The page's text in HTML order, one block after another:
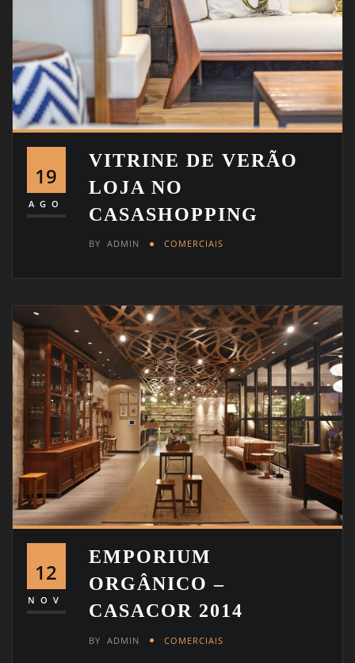
19
AGO
VITRINE DE VERÃO
LOJA NO
CASASHOPPING
BY ADMIN COMERCIAIS
12
NOV
EMPORIUM
ORGÂNICO –
CASACOR 2014
BY ADMIN COMERCIAIS